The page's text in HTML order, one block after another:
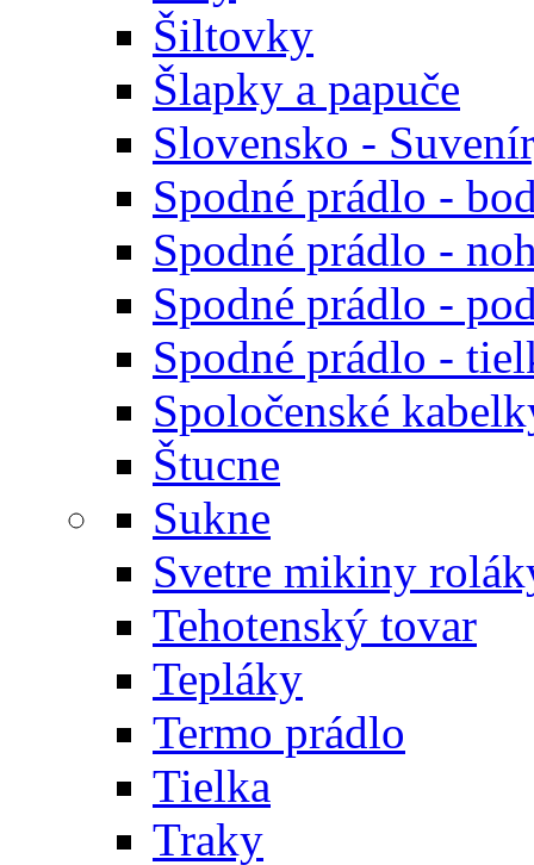
Šiltovky
Šlapky a papuče
Slovensko -
Spodné prádlo -
Spodné prádlo -
Spodné prádlo -
Spodné prádlo -
Spoločenské
Štucne
Sukne
Svetre mikiny
Tehotenský tovar
Tepláky
Termo prádlo
Tielka
Traky